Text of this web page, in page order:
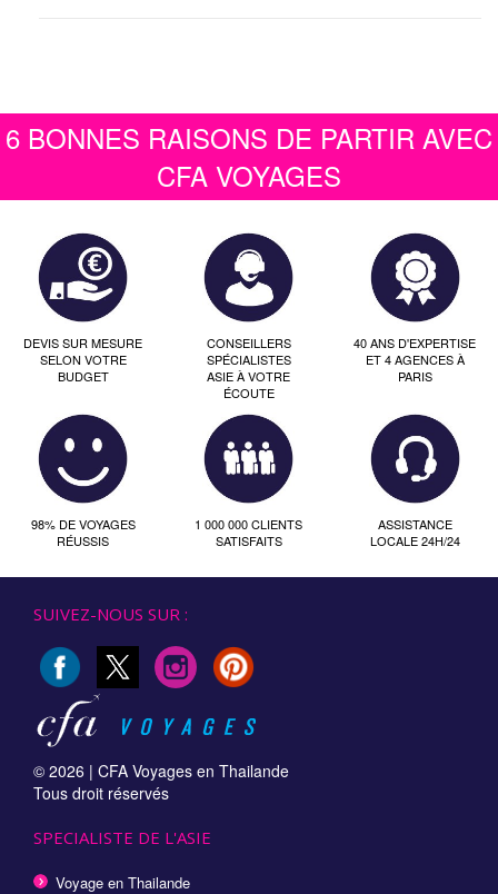
6 BONNES RAISONS DE PARTIR AVEC
CFA VOYAGES
DEVIS SUR MESURE
SELON VOTRE
BUDGET
CONSEILLERS
SPÉCIALISTES
ASIE À VOTRE
ÉCOUTE
40 ANS D'EXPERTISE
ET 4 AGENCES À
PARIS
98% DE VOYAGES
RÉUSSIS
1 000 000 CLIENTS
SATISFAITS
ASSISTANCE
LOCALE 24H/24
SUIVEZ-NOUS SUR :
© 2026 | CFA Voyages en Thailande
Tous droit réservés
SPECIALISTE DE L'ASIE
Voyage en Thailande